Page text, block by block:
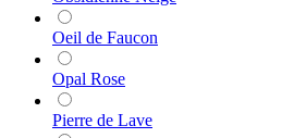
Oeil de Faucon
Opal Rose
Pierre de Lave